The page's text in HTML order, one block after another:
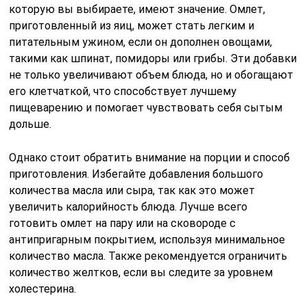
которую вы выбираете, имеют значение. Омлет,
приготовленный из яиц, может стать легким и
питательным ужином, если он дополнен овощами,
такими как шпинат, помидоры или грибы. Эти добавки
не только увеличивают объем блюда, но и обогащают
его клетчаткой, что способствует лучшему
пищеварению и помогает чувствовать себя сытым
дольше.
Однако стоит обратить внимание на порции и способ
приготовления. Избегайте добавления большого
количества масла или сыра, так как это может
увеличить калорийность блюда. Лучше всего
готовить омлет на пару или на сковороде с
антипригарным покрытием, используя минимальное
количество масла. Также рекомендуется ограничить
количество желтков, если вы следите за уровнем
холестерина.